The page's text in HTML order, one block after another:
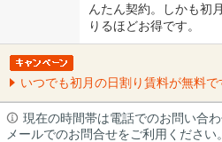
んたん契約。しかも初
りるほどお得です。
いつでも初月の日割り賃料が無料で
現在の時間帯は電話でのお問い合
メールでのお問合せをご利用ください。